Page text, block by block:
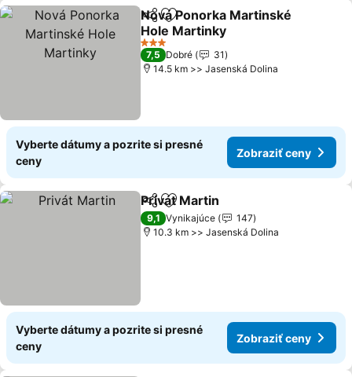
ZdieľaťPridať do obľúbených
Nová Ponorka Martinské
Hole Martinky
3 Počet hviezdičiek
7,5 Dobré
31
14.5 km >> Jasenská Dolina
Vyberte dátumy a pozrite si presné
ceny
Zobraziť ceny
ZdieľaťPridať do obľúbených
Privát Martin
9,1 Vynikajúce
147
10.3 km >> Jasenská Dolina
Vyberte dátumy a pozrite si presné
ceny
Zobraziť ceny